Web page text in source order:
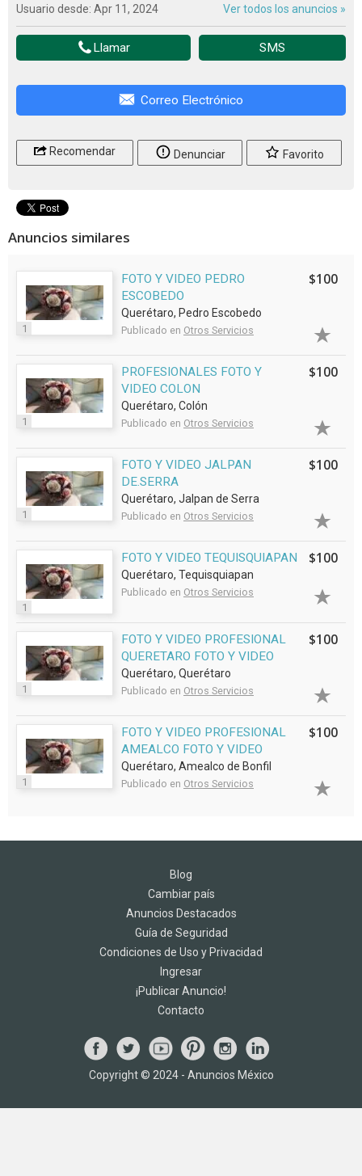
Usuario desde: Apr 11, 2024 Ver todos los anuncios »
Llamar SMS
Correo Electrónico
Recomendar Denunciar Favorito
Anuncios similares
1
FOTO Y VIDEO PEDRO
ESCOBEDO
Querétaro, Pedro Escobedo
Publicado en Otros Servicios
$100
1
PROFESIONALES FOTO Y
VIDEO COLON
Querétaro, Colón
Publicado en Otros Servicios
$100
1
FOTO Y VIDEO JALPAN
DE.SERRA
Querétaro, Jalpan de Serra
Publicado en Otros Servicios
$100
1
FOTO Y VIDEO TEQUISQUIAPAN
Querétaro, Tequisquiapan
Publicado en Otros Servicios
$100
1
FOTO Y VIDEO PROFESIONAL
QUERETARO FOTO Y VIDEO
Querétaro, Querétaro
Publicado en Otros Servicios
$100
1
FOTO Y VIDEO PROFESIONAL
AMEALCO FOTO Y VIDEO
Querétaro, Amealco de Bonfil
Publicado en Otros Servicios
$100
Blog
Cambiar país
Anuncios Destacados
Guía de Seguridad
Condiciones de Uso y Privacidad
Ingresar
¡Publicar Anuncio!
Contacto
Copyright © 2024 - Anuncios México